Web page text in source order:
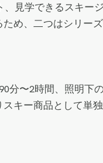
見学できるスキー
め、二つはシリー
〜2時間、照明下
キー商品として単